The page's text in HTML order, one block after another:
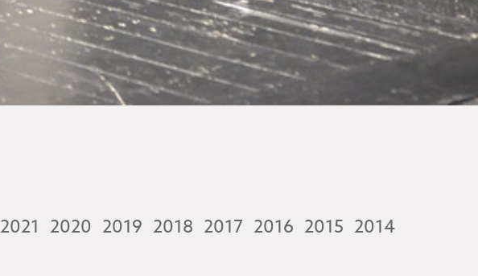
2021 2020 2019 2018 2017 2016 2015 2014